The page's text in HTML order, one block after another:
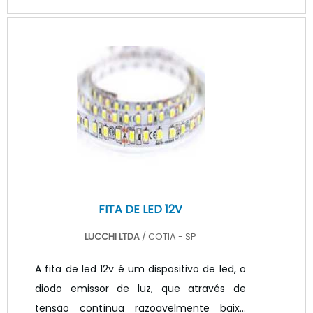
sua fabricação e aos processos
de produção.INFORMAÇÕES IMPORTANTES
SOBRE O PRODUTOUma excelente maneira
de avaliar a qualidade do conector 2 polos
é averiguar se o produto conta com
certificado de conformidade oferecido
FITA DE LED 12V
LUCCHI LTDA / COTIA - SP
A fita de led 12v é um dispositivo de led, o
diodo emissor de luz, que através de
tensão contínua razoavelmente baixa